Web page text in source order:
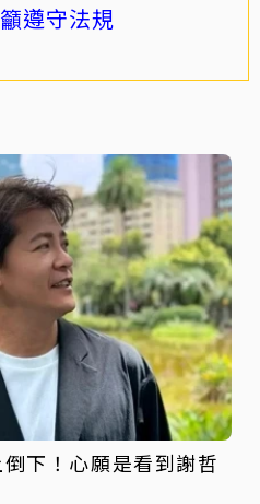
遵守法規
下！心願是看到謝哲